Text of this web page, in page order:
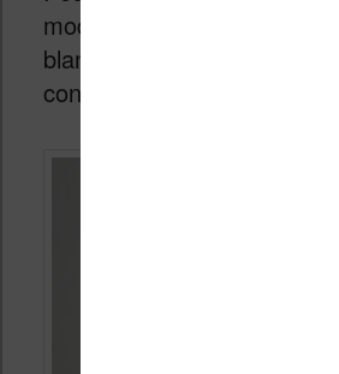
mode « sombre » qui
blanc sur un fond noir. C’est
confortable pour les yeux,